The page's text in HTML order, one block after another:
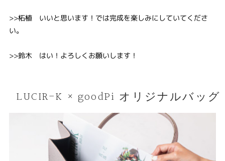
>>柘植 いいと思います！では完成を楽しみにしていてくださ
い。
>>鈴木 はい！よろしくお願いします！
LUCIR-K × goodPi オリジナルバッグ